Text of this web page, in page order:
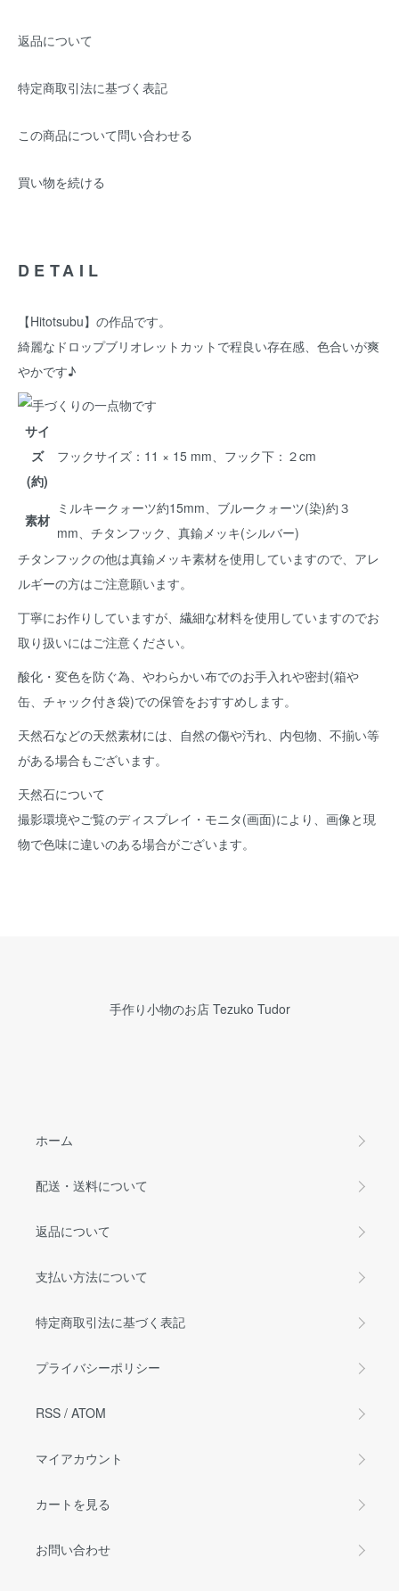
返品について
特定商取引法に基づく表記
この商品について問い合わせる
買い物を続ける
DETAIL
【Hitotsubu】の作品です。
綺麗なドロップブリオレットカットで程良い存在感、色合いが爽
やかです♪
サイ
ズ
(約)
フックサイズ：11 × 15 mm、フック下：２cm
素材
ミルキークォーツ約15mm、ブルークォーツ(染)約３
mm、チタンフック、真鍮メッキ(シルバー)
チタンフックの他は真鍮メッキ素材を使用していますので、アレ
ルギーの方はご注意願います。
丁寧にお作りしていますが、繊細な材料を使用していますのでお
取り扱いにはご注意ください。
酸化・変色を防ぐ為、やわらかい布でのお手入れや密封(箱や
缶、チャック付き袋)での保管をおすすめします。
天然石などの天然素材には、自然の傷や汚れ、内包物、不揃い等
がある場合もございます。
天然石について
撮影環境やご覧のディスプレイ・モニタ(画面)により、画像と現
物で色味に違いのある場合がございます。
手作り小物のお店 Tezuko Tudor
ホーム
配送・送料について
返品について
支払い方法について
特定商取引法に基づく表記
プライバシーポリシー
RSS / ATOM
マイアカウント
カートを見る
お問い合わせ